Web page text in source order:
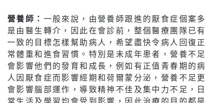
營養師： 一般來說，由營養師跟進的厭食症個案多
是由醫生轉介，因此在會診前，整個醫療團隊已有
一致的目標怎樣幫助病人，希望盡快令病人回復正
常體重和進食習慣。特別是未成年患者，營養不足
會影響他們的發育和成長，例如有正值青春期的病
人因厭食症而影響經期和荷爾蒙分泌，營養不足更
會影響腦部運作，導致精神不佳及集中力不足，日
常生活及學習均會受到影響，因此治療的目的都是